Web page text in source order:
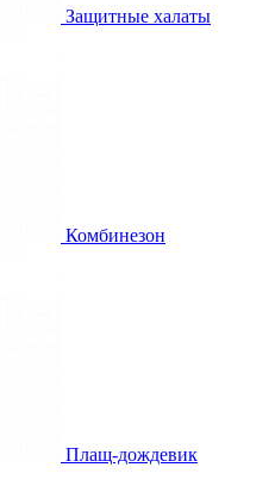
Защитные халаты
Комбинезон
Плащ-дождевик